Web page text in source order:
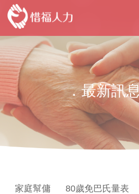
．最新訊
家庭幫傭 80歲免巴氏量表